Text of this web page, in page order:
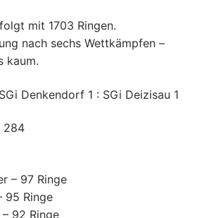
mit 1703 Ringen.
nach sechs Wettkämpfen –
kaum.
Denkendorf 1 : SGi Deizisau 1
284
– 97 Ringe
95 Ringe
92 Ringe